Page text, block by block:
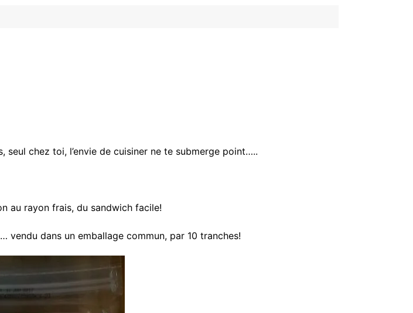
seul chez toi, l’envie de cuisiner ne te submerge point…..
au rayon frais, du sandwich facile!
dans un emballage commun, par 10 tranches!